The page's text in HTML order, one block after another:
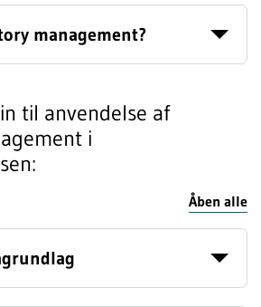
management?
til anvendelse af
i
Åben alle